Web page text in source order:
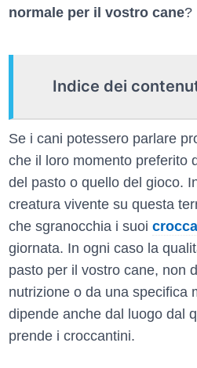
normale per il vostro cane?
Indice dei
Se i cani potessero parlare
che il loro momento preferito
del pasto o quello del gioco.
creatura vivente su questa
che sgranocchia i suoi
giornata. In ogni caso la
pasto per il vostro cane, non
nutrizione o da una specifica
dipende anche dal luogo dal
prende i croccantini.